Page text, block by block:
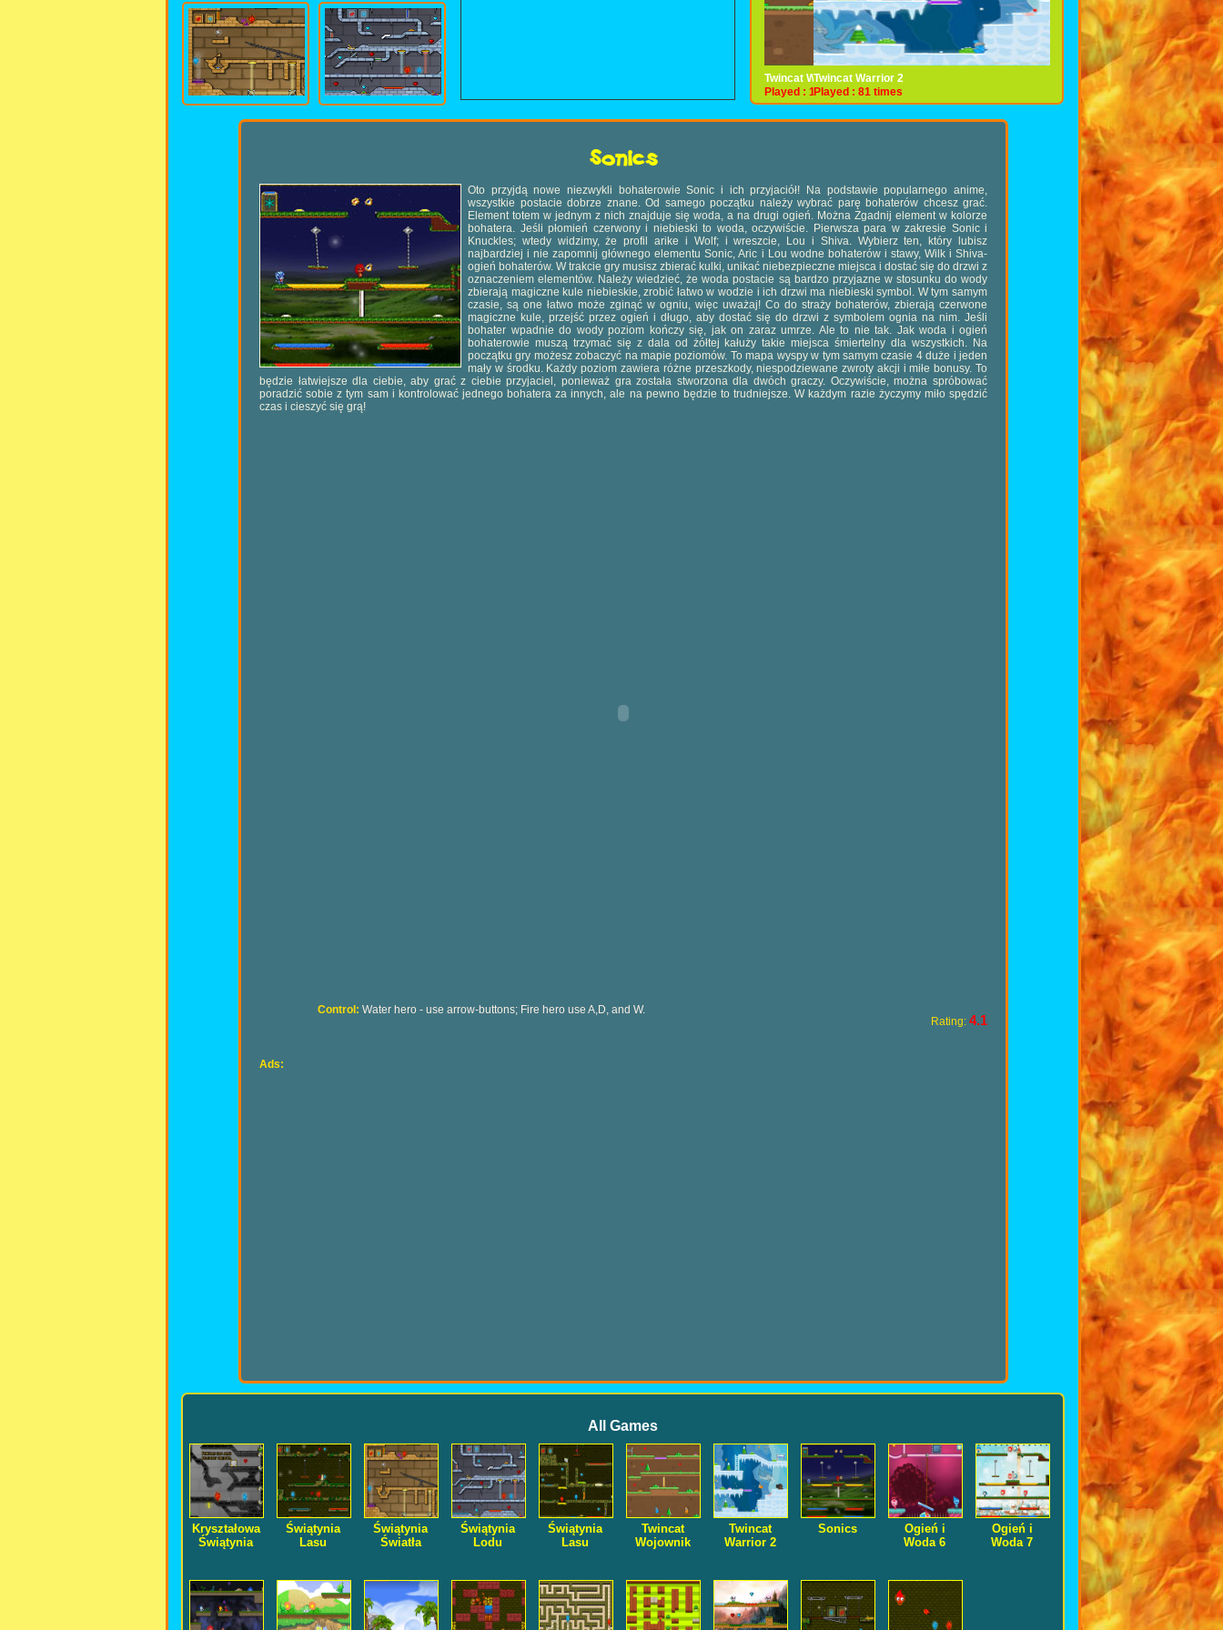
Świątynia Światła
Played : 54 time
Świątynia Lodu
Played : 55 times
Świątynia Lasu
Played : 30 times
Twincat Wojownik
Played : 146 times
Twincat Warrior 2
Played : 81 times
Sonics
Oto przyjdą nowe niezwykli bohaterowie Sonic i ich przyjaciół! Na podstawie popularnego anime,
wszystkie postacie dobrze znane. Od samego początku należy wybrać parę bohaterów chcesz grać.
Element totem w jednym z nich znajduje się woda, a na drugi ogień. Można Zgadnij element w kolorze
bohatera. Jeśli płomień czerwony i niebieski to woda, oczywiście. Pierwsza para w zakresie Sonic i
Knuckles; wtedy widzimy, że profil arike i Wolf; i wreszcie, Lou i Shiva. Wybierz ten, który lubisz
najbardziej i nie zapomnij głównego elementu Sonic, Aric i Lou wodne bohaterów i stawy, Wilk i Shiva-
ogień bohaterów. W trakcie gry musisz zbierać kulki, unikać niebezpieczne miejsca i dostać się do drzwi z
oznaczeniem elementów. Należy wiedzieć, że woda postacie są bardzo przyjazne w stosunku do wody
zbierają magiczne kule niebieskie, zrobić łatwo w wodzie i ich drzwi ma niebieski symbol. W tym samym
czasie, są one łatwo może zginąć w ogniu, więc uważaj! Co do straży bohaterów, zbierają czerwone
magiczne kule, przejść przez ogień i długo, aby dostać się do drzwi z symbolem ognia na nim. Jeśli
bohater wpadnie do wody poziom kończy się, jak on zaraz umrze. Ale to nie tak. Jak woda i ogień
bohaterowie muszą trzymać się z dala od żółtej kałuży takie miejsca śmiertelny dla wszystkich. Na
początku gry możesz zobaczyć na mapie poziomów. To mapa wyspy w tym samym czasie 4 duże i jeden
mały w środku. Każdy poziom zawiera różne przeszkody, niespodziewane zwroty akcji i miłe bonusy. To
będzie łatwiejsze dla ciebie, aby grać z ciebie przyjaciel, ponieważ gra została stworzona dla dwóch graczy. Oczywiście, można spróbować
poradzić sobie z tym sam i kontrolować jednego bohatera za innych, ale na pewno będzie to trudniejsze. W każdym razie życzymy miło spędzić
czas i cieszyć się grą!
Control: Water hero - use arrow-buttons; Fire hero use A,D, and W.
Rating: 4.1
Ads:
All Games
Kryształowa
Świątynia
Świątynia
Lasu
Świątynia
Światła
Świątynia
Lodu
Świątynia
Lasu
Twincat
Wojownik
Twincat
Warrior 2
Sonics
Ogień i
Woda 6
Ogień i
Woda 7